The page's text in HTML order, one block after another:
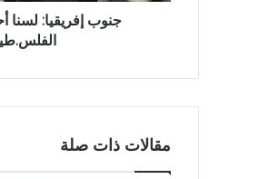
جنوب إفريقيا: لسنا
مقالات ذات صلة